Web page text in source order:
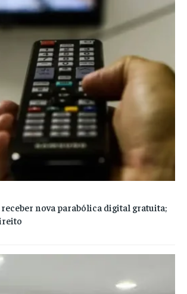
nova parabólica digital gratuita;